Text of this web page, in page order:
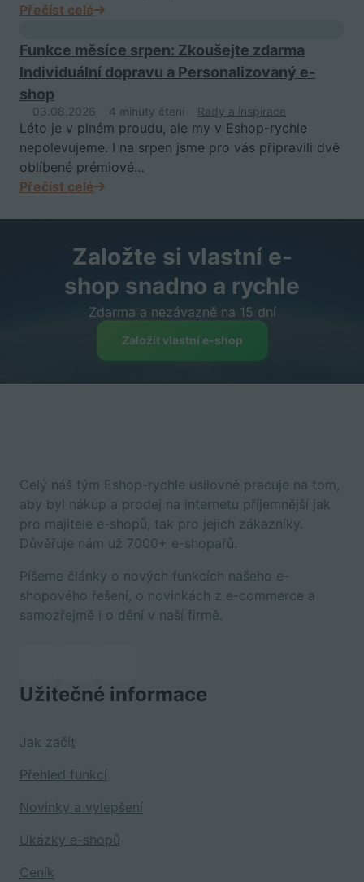
Přečíst celé
Funkce měsíce srpen: Zkoušejte zdarma
Individuální dopravu a Personalizovaný e-
shop
03.08.2026 4 minuty čtení Rady a inspirace
Léto je v plném proudu, ale my v Eshop-rychle
nepolevujeme. I na srpen jsme pro vás připravili dvě
oblíbené prémiové…
Přečíst celé
Založte si vlastní e-
shop snadno a rychle
Zdarma a nezávazně na 15 dní
Založit vlastní e-shop
Celý náš tým Eshop-rychle usilovně pracuje na tom,
aby byl nákup a prodej na internetu příjemnější jak
pro majitele e-shopů, tak pro jejich zákazníky.
Důvěřuje nám už 7000+ e-shopařů.
Píšeme články o nových funkcích našeho e-
shopového řešení, o novinkách z e-commerce a
samozřejmě i o dění v naší firmě.
Užitečné informace
Jak začít
Přehled funkcí
Novinky a vylepšení
Ukázky e-shopů
Ceník